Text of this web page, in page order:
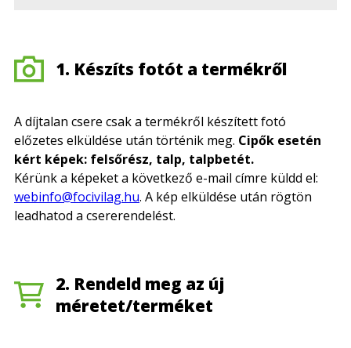
1. Készíts fotót a termékről
A díjtalan csere csak a termékről készített fotó
előzetes elküldése után történik meg. Cipők esetén
kért képek: felsőrész, talp, talpbetét.
Kérünk a képeket a következő e-mail címre küldd el:
webinfo@focivilag.hu. A kép elküldése után rögtön
leadhatod a csererendelést.
2. Rendeld meg az új
méretet/terméket